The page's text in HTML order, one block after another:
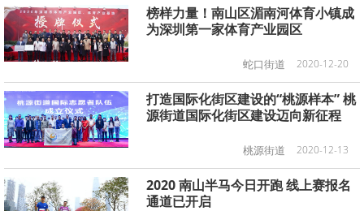
榜样力量！南山区湄南河体育小镇成
为深圳第一家体育产业园区
蛇口街道 2020-12-20
打造国际化街区建设的“桃源样本” 桃
源街道国际化街区建设迈向新征程
桃源街道 2020-12-13
2020 南山半马今日开跑 线上赛报名
通道已开启